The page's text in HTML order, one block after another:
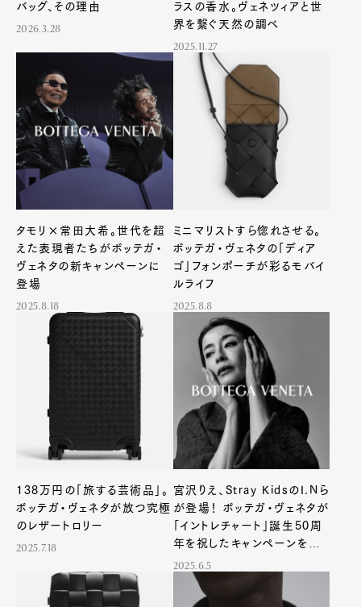
バッグ、その理由
2026.3.28
ラスの香水。ヴェネツィアと世
界を繋ぐ天然の調べ
2025.11.27
タモリ×常田大希。世代を超
えた表現者たちがボッテガ・
ヴェネタの新キャンペーンに
登場
2025.8.18
ミニマリストすら惚れさせる。
ボッテガ・ヴェネタの「ディア
ゴ」フォンポーチが彩るモバイ
ルライフ
2025.8.8
138万円の「旅する芸術品」。
ボッテガ・ヴェネタが放つ究極
のレザートロリー
2025.7.18
宮沢りえ、Stray KidsのI.Nら
が登場！ ボッテガ・ヴェネタが
「イントレチャート」誕生50周
年を祝したキャンペーンを発
表
2025.6.5